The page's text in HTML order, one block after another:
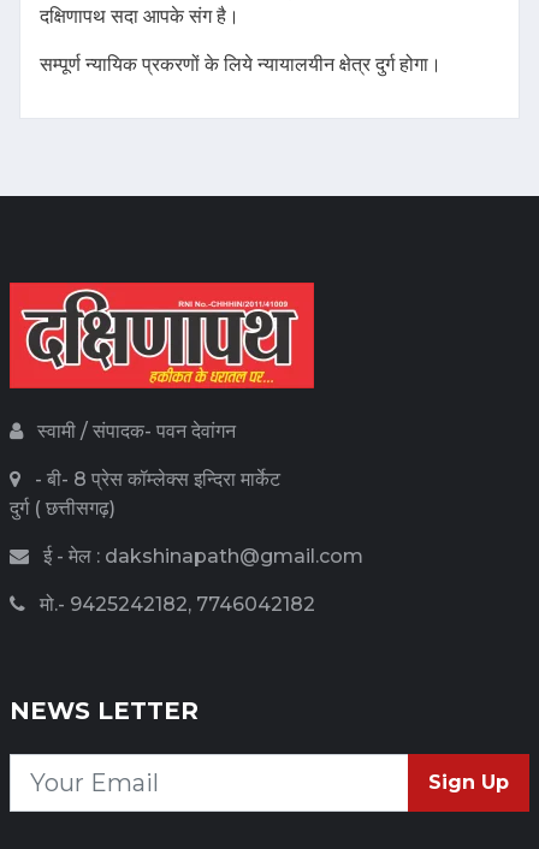
दक्षिणापथ सदा आपके संग है।
सम्पूर्ण न्यायिक प्रकरणों के लिये न्यायालयीन क्षेत्र दुर्ग होगा।
स्वामी / संपादक- पवन देवांगन
- बी- 8 प्रेस कॉम्लेक्स इन्दिरा मार्केट
दुर्ग ( छत्तीसगढ़)
ई - मेल : dakshinapath@gmail.com
मो.- 9425242182, 7746042182
NEWS LETTER
Sign Up